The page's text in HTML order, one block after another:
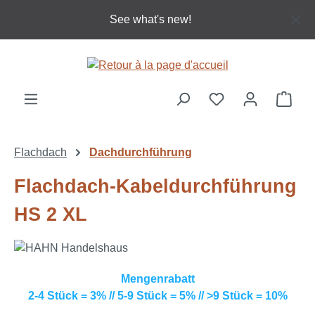
Passer au contenu principalSee what's new!
Le
Flachdach Dachdurchführung
Flachdach-Kabeldurchführung
HS 2 XL
Mengenrabatt
2-4 Stück = 3% // 5-9 Stück = 5% // >9 Stück = 10%